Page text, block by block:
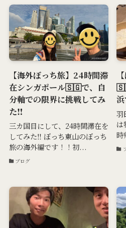
【海外ぼっち旅】24時間滞
在シンガポール🇸🇬で、自
分軸での限界に挑戦してみ
た‼️
三カ国目にして、24時間滞在を
してみた‼️ ぼっち東山のぼっち
旅の海外編です！！初...
ブログ
羽
は
時